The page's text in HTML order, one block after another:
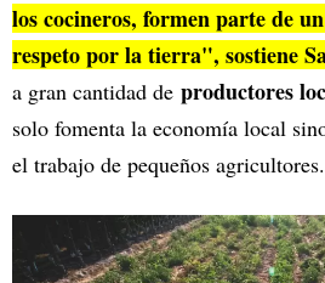
los cocineros, formen parte de
respeto por la tierra", sostiene
a gran cantidad de productores
solo fomenta la economía local
el trabajo de pequeños agricultores.